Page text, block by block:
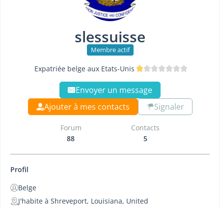
slessuisse
Membre actif
Expatriée belge aux Etats-Unis
Envoyer un message
Ajouter à mes contacts
Signaler
Forum
88
Contacts
5
Profil
Belge
J'habite à Shreveport, Louisiana, United